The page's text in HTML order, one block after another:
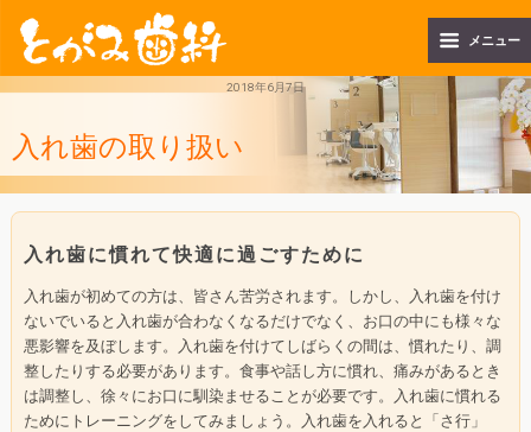
メニュー
2018年6月7日
入れ歯の取り扱い
入れ歯に慣れて快適に過ごすために
入れ歯が初めての方は、皆さん苦労されます。しかし、入れ歯を付け
ないでいると入れ歯が合わなくなるだけでなく、お口の中にも様々な
悪影響を及ぼします。入れ歯を付けてしばらくの間は、慣れたり、調
整したりする必要があります。食事や話し方に慣れ、痛みがあるとき
は調整し、徐々にお口に馴染ませることが必要です。入れ歯に慣れる
ためにトレーニングをしてみましょう。入れ歯を入れると「さ行」